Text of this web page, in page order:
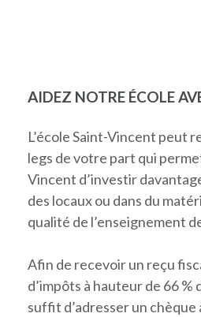
AIDEZ NOTRE ÉCOLE
L’école Saint-Vincent peut
legs de votre part qui
Vincent d’investir
des locaux ou dans du
qualité de l’enseignement
Afin de recevoir un reçu
d’impôts à hauteur de 66 %
suffit d’adresser un chèque